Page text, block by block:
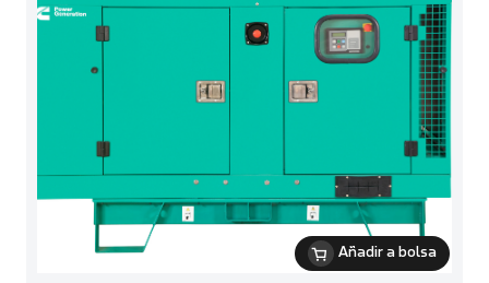
Añadir a bolsa